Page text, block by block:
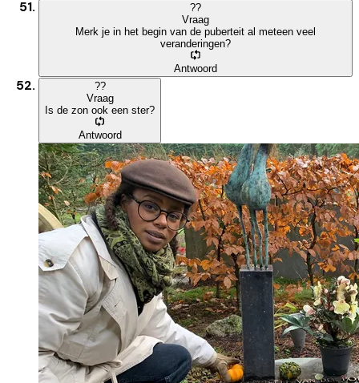
??
Vraag
Merk je in het begin van de puberteit al meteen veel
veranderingen?
Antwoord
??
Vraag
Is de zon ook een ster?
Antwoord